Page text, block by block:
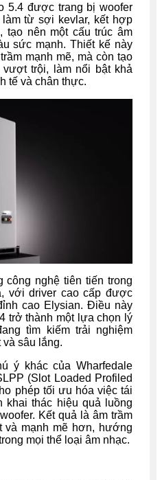
5.4 được trang bị woofer
từ sợi kevlar, kết hợp
tạo nên một cấu trúc âm
sức mạnh. Thiết kế này
mạnh mẽ, mà còn tạo
trội, làm nổi bật khả
tế và chân thực.
công nghệ tiên tiến trong
với driver cao cấp được
cao Elysian. Điều này
trở thành một lựa chọn lý
tìm kiếm trải nghiệm
và sâu lắng.
ý khác của Wharfedale
(Slot Loaded Profiled
phép tối ưu hóa việc tái
khai thác hiệu quả luồng
Kết quả là âm trầm
và mạnh mẽ hơn, hướng
mọi thể loại âm nhạc.